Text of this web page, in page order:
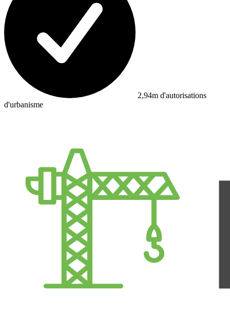
2,94m d'autorisations
d'urbanisme